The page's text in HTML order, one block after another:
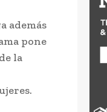
además
pone
la